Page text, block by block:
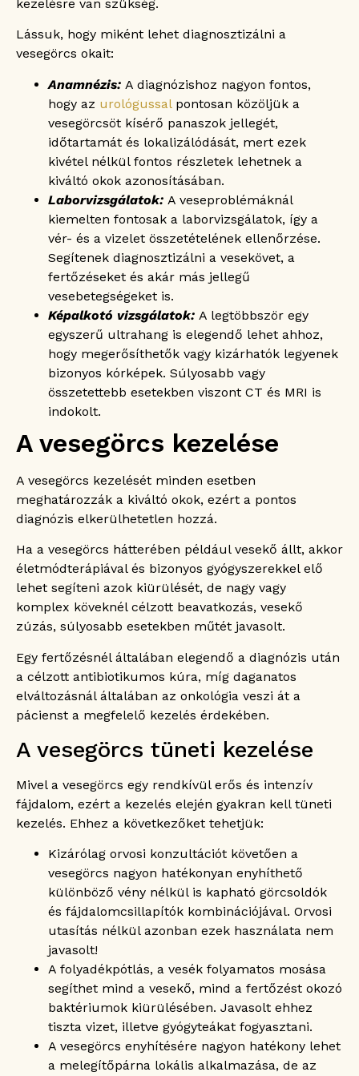
kezelésre van szükség.
Lássuk, hogy miként lehet diagnosztizálni a
vesegörcs okait:
Anamnézis: A diagnózishoz nagyon fontos,
hogy az urológussalpontosan közöljük a
vesegörcsöt kísérő panaszok jellegét,
időtartamát és lokalizálódását, mert ezek
kivétel nélkül fontos részletek lehetnek a
kiváltó okok azonosításában.
Laborvizsgálatok: A veseproblémáknál
kiemelten fontosak a laborvizsgálatok, így a
vér- és a vizelet összetételének ellenőrzése.
Segítenek diagnosztizálni a vesekövet, a
fertőzéseket és akár más jellegű
vesebetegségeket is.
Képalkotó vizsgálatok: A legtöbbször egy
egyszerű ultrahang is elegendő lehet ahhoz,
hogy megerősíthetők vagy kizárhatók legyenek
bizonyos kórképek. Súlyosabb vagy
összetettebb esetekben viszont CT és MRI is
indokolt.
A vesegörcs kezelése
A vesegörcs kezelését minden esetben
meghatározzák a kiváltó okok, ezért a pontos
diagnózis elkerülhetetlen hozzá.
Ha a vesegörcs hátterében például vesekő állt, akkor
életmódterápiával és bizonyos gyógyszerekkel elő
lehet segíteni azok kiürülését, de nagy vagy
komplex köveknél célzott beavatkozás, vesekő
zúzás, súlyosabb esetekben műtét javasolt.
Egy fertőzésnél általában elegendő a diagnózis után
a célzott antibiotikumos kúra, míg daganatos
elváltozásnál általában az onkológia veszi át a
pácienst a megfelelő kezelés érdekében.
A vesegörcs tüneti kezelése
Mivel a vesegörcs egy rendkívül erős és intenzív
fájdalom, ezért a kezelés elején gyakran kell tüneti
kezelés. Ehhez a következőket tehetjük:
Kizárólag orvosi konzultációt követően a
vesegörcs nagyon hatékonyan enyhíthető
különböző vény nélkül is kapható görcsoldók
és fájdalomcsillapítók kombinációjával. Orvosi
utasítás nélkül azonban ezek használata nem
javasolt!
A folyadékpótlás, a vesék folyamatos mosása
segíthet mind a vesekő, mind a fertőzést okozó
baktériumok kiürülésében. Javasolt ehhez
tiszta vizet, illetve gyógyteákat fogyasztani.
A vesegörcs enyhítésére nagyon hatékony lehet
a melegítőpárna lokális alkalmazása, de az